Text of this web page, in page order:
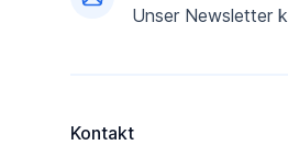
Unser Newsletter
Kontakt